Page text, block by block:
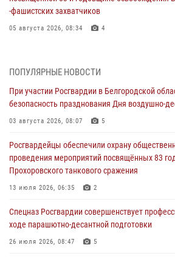
‑фашистских захватчиков
05 августа 2026, 08:34 4
Росгвардейцы спасли раненого при атаке
белгородского приграничья
За неделю белгородские росгвардейцы
правонарушений
04 августа 2026, 06:03
Сотрудники Росгвардии задержали
товаров из гипермаркета в Белгороде
03 августа 2026, 13:29
ПОПУЛЯРНЫЕ НОВОСТИ
При участии Росгвардии в Белгородской
безопасность празднования Дня воздушно-
03 августа 2026, 08:07 5
Росгвардейцы обеспечили охрану
проведения мероприятий посвящённых 83
Прохоровского танкового сражения
13 июля 2026, 06:35 2
Спецназ Росгвардии совершенствует
ходе парашютно-десантной подготовки
26 июля 2026, 08:47 5